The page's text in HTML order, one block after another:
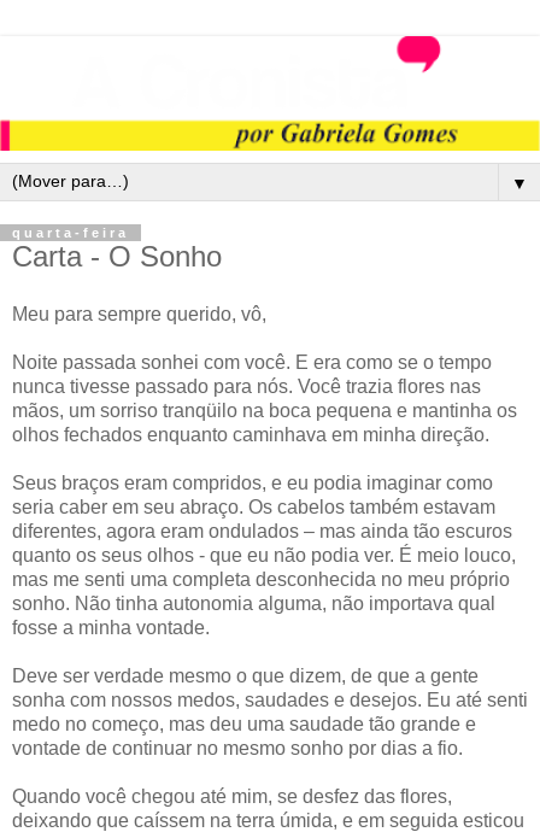
▼
quarta-feira
Carta - O Sonho
Meu para sempre querido, vô,
Noite passada sonhei com você. E era como se o tempo
nunca tivesse passado para nós. Você trazia flores nas
mãos, um sorriso tranqüilo na boca pequena e mantinha os
olhos fechados enquanto caminhava em minha direção.
Seus braços eram compridos, e eu podia imaginar como
seria caber em seu abraço. Os cabelos também estavam
diferentes, agora eram ondulados – mas ainda tão escuros
quanto os seus olhos - que eu não podia ver. É meio louco,
mas me senti uma completa desconhecida no meu próprio
sonho. Não tinha autonomia alguma, não importava qual
fosse a minha vontade.
Deve ser verdade mesmo o que dizem, de que a gente
sonha com nossos medos, saudades e desejos. Eu até senti
medo no começo, mas deu uma saudade tão grande e
vontade de continuar no mesmo sonho por dias a fio.
Quando você chegou até mim, se desfez das flores,
deixando que caíssem na terra úmida, e em seguida esticou